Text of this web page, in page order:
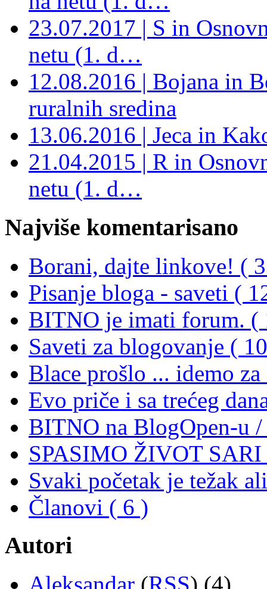
23.07.2017 | S in
netu (1. d…
12.08.2016 | Bojana in
ruralnih sredina
13.06.2016 | Jeca in
21.04.2015 | R in
netu (1. d…
Najviše komentarisano
Borani, dajte linkove! (
Pisanje bloga - saveti (
BITNO je imati forum. (
Saveti za blogovanje (
Blace prošlo ... idemo
Evo priče i sa trećeg
BITNO na BlogOpen-u
SPASIMO ŽIVOT SARI
Svaki početak je težak
Članovi ( 6 )
Autori